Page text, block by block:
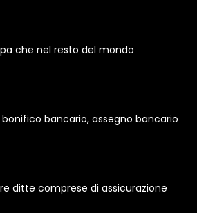
che nel resto del mondo
bancario, assegno bancario
ditte comprese di assicurazione